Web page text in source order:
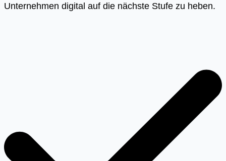
Unternehmen digital auf die nächste Stufe zu heben.